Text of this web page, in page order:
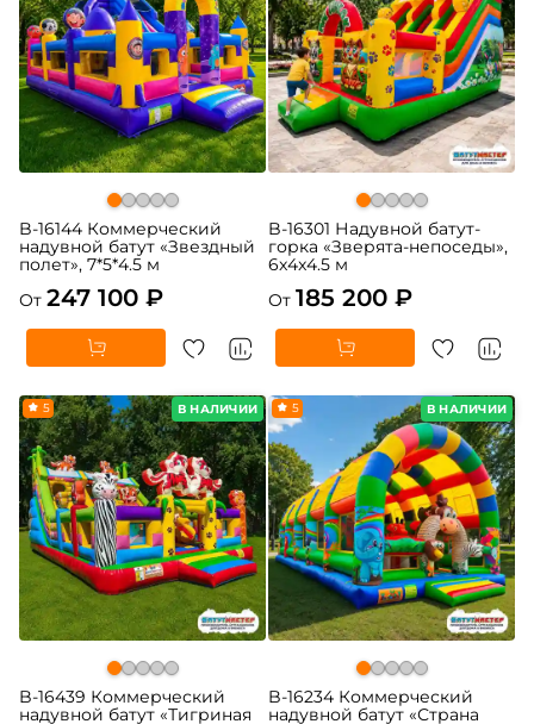
B-16144 Коммерческий
надувной батут «Звездный
полет», 7*5*4.5 м
От 247 100 ₽
B-16301 Надувной батут-
горка «Зверята-непоседы»,
6x4x4.5 м
От 185 200 ₽
В НАЛИЧИИ
5
B-16439 Коммерческий
надувной батут «Тигриная
В НАЛИЧИИ
5
B-16234 Коммерческий
надувной батут «Страна